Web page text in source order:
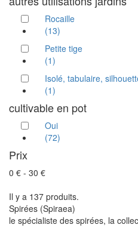
Rocaille
(13)
Petite tige
(1)
Isolé, tabulaire,
(1)
cultivable en pot
Oui
(72)
Prix
0 € - 30 €
Il y a 137 produits.
Spirées (Spiraea)
le spécialiste des spirées, la